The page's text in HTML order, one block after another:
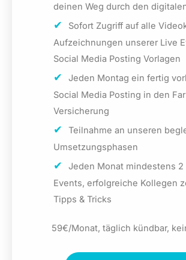
deinen Weg durch den
Sofort Zugriff auf alle
Aufzeichnungen unserer Live
Social Media Posting Vorlagen
Jeden Montag ein fertig
Social Media Posting in den
Versicherung
Teilnahme an unseren
Umsetzungsphasen
Jeden Monat mindestens 2
Events, erfolgreiche Kollegen
Tipps & Tricks
59€/Monat, täglich kündbar,